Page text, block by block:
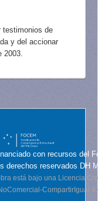
testimonios de
y del accionar
2003.
con recursos del
derechos reservados DH
está bajo una Licencia
CompartirIgual